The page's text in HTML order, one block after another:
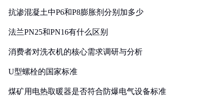
抗渗混凝土中P6和P8膨胀剂分别加多少
法兰PN25和PN16有什么区别
消费者对洗衣机的核心需求调研与分析
U型螺栓的国家标准
煤矿用电热取暖器是否符合防爆电气设备标准